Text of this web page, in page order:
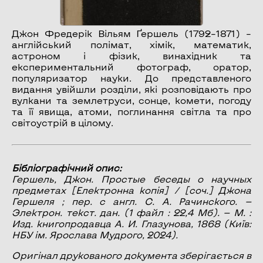
Джон Фредерік Вільям Ґершель (1792–1871) –
англійський полімат, хімік, математик,
астроном і фізик, винахідник та
експериментальний фотограф, оратор,
популяризатор науки. До представленого
видання увійшли розділи, які розповідають про
вулкани та землетруси, сонце, комети, погоду
та її явища, атоми, поглинання світла та про
світоустрій в цілому.
Бібліографічний опис:
Гершель, Джон. Простые беседы о научных
предметах[Електронна копія] / [соч.] Джона
Гершеля ; пер. с англ. С. А. Рачинского. —
Электрон. текст. дан. (1 файл : 22,4 Мб). — М. :
Изд. книгопродавца А. И. Глазунова, 1868 (Київ:
НБУ ім. Ярослава Мудрого, 2024).
Оригінал друкованого документа зберігається в